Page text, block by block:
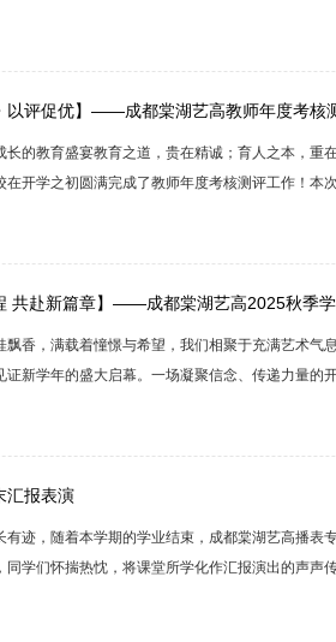
以评促优】——成都棠湖艺高教师年度考核
长的教育盛宴教育之道，贵在精诚；育人之本，重
在开学之初圆满完成了教师年度考核测评工作！本
共赴新篇章】——成都棠湖艺高2025秋季学
飘香，满载着憧憬与希望，我们相聚于充满艺术气
证新学年的盛大启幕。一场凝聚信念、传递力量的
汇报表演
有迹，随着本学期的学业结束，成都棠湖艺高播表
同学们怀揣热忱，将课堂所学化作汇报演出的声声